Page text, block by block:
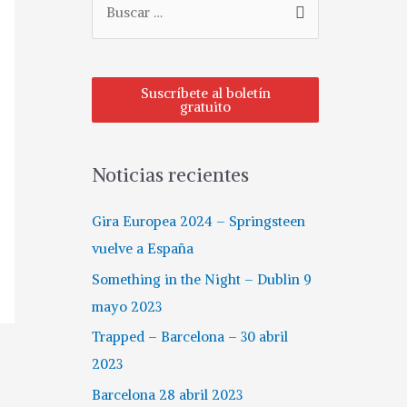
c
r
:
Suscríbete al boletín
gratuito
Noticias recientes
Gira Europea 2024 – Springsteen
vuelve a España
Something in the Night – Dublin 9
mayo 2023
Trapped – Barcelona – 30 abril
2023
Barcelona 28 abril 2023